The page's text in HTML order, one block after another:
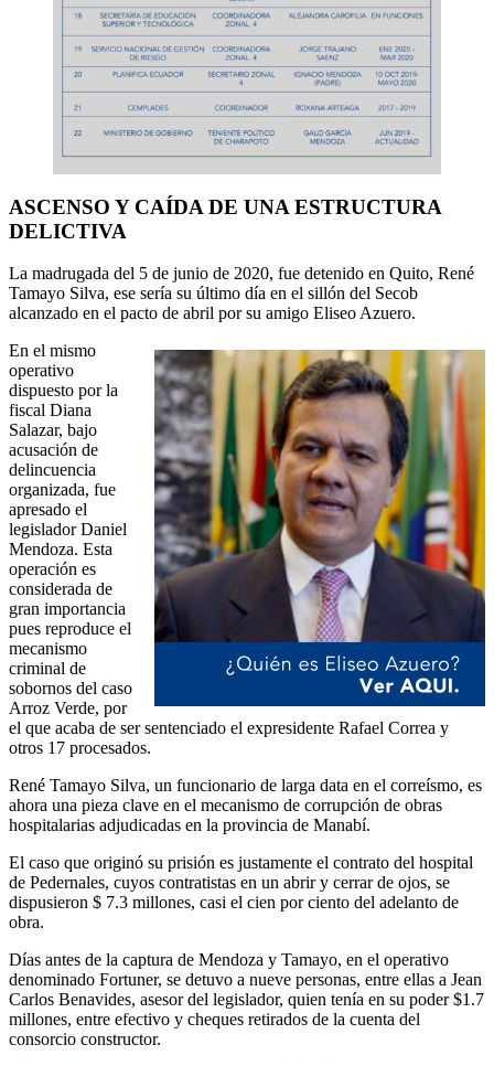
ASCENSO Y CAÍDA DE UNA ESTRUCTURA
DELICTIVA
La madrugada del 5 de junio de 2020, fue detenido en Quito, René
Tamayo Silva, ese sería su último día en el sillón del Secob
alcanzado en el pacto de abril por su amigo Eliseo Azuero.
En el mismo
operativo
dispuesto por la
fiscal Diana
Salazar, bajo
acusación de
delincuencia
organizada, fue
apresado el
legislador Daniel
Mendoza. Esta
operación es
considerada de
gran importancia
pues reproduce el
mecanismo
criminal de
sobornos del caso
Arroz Verde, por
el que acaba de ser sentenciado el expresidente Rafael Correa y
otros 17 procesados.
René Tamayo Silva, un funcionario de larga data en el correísmo, es
ahora una pieza clave en el mecanismo de corrupción de obras
hospitalarias adjudicadas en la provincia de Manabí.
El caso que originó su prisión es justamente el contrato del hospital
de Pedernales, cuyos contratistas en un abrir y cerrar de ojos, se
dispusieron $ 7.3 millones, casi el cien por ciento del adelanto de
obra.
Días antes de la captura de Mendoza y Tamayo, en el operativo
denominado Fortuner, se detuvo a nueve personas, entre ellas a Jean
Carlos Benavides, asesor del legislador, quien tenía en su poder $1.7
millones, entre efectivo y cheques retirados de la cuenta del
consorcio constructor.